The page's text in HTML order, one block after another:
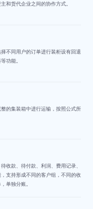
和货代企业之间的协作方式。
不同用户的订单进行装柜设有回退
功能。
的集装箱中进行运输，按照公式所
收款、待付款、利润、费用记录、
支持形成不同的客户组，不同的收
单独分账。